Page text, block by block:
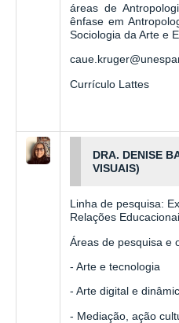
áreas de
ênfase em
Sociologia da Arte e
Currículo Lattes
DRA. DENISE
VISUAIS)
Linha de pesquisa:
Relações
Áreas de pesquisa e
- Arte e tecnologia
- Arte digital e
- Mediação, ação